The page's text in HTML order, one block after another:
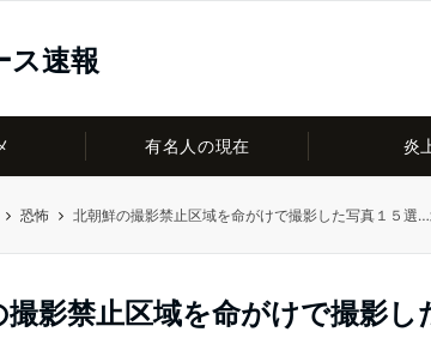
ス速報
有名人の現在 炎
恐怖 北朝鮮の撮影禁止区域を命がけで撮影した写真１５選
撮影禁止区域を命がけで撮影